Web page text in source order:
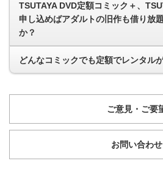
TSUTAYA DVD定額コミック＋、
申し込めばアダルトの旧作も借り放
か？
どんなコミックでも定額でレンタル
ご意見・ご要
お問い合わせ